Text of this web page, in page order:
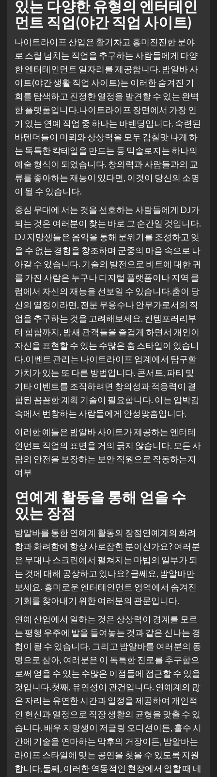
있는 다양한 유형의 엔터테인
먼트 직업(야간 직업 사이트)
나이트라이프 산업은 활기차고 흥미진진한 분야
로 스릴 넘치는 직업을 추구하는 사람들에게 다양
한 엔터테인먼트 일자리를 제공합니다. 밤알바 사
이트(야간 생활 직업 사이트)는 이러한 숨겨진 기
회를 탐색하고 진정한 열정을 발견할 수 있는 완벽
한 플랫폼입니다.나이트라이프 장면에서 가장 인
기 있는 연예 직업 중 하나는 바텐딩입니다. 숙련된
바텐더들이 미뢰와 상상력을 모두 감칠맛 나게 하
는 독특한 칵테일을 만드는 등 믹솔로지는 하나의
예술 형식이 되었습니다. 창의력과 사람들과의 교
류를 좋아하는 재능이 있다면, 이것이 당신의 소명
이 될 수 있습니다.
중심 무대에 서는 것을 선호하는 사람들에게 DJ가
되는 것은 여러분이 찾는 바로 그 순간일 것입니다.
DJ 지망생들은 음악을 통해 분위기를 조성하고 잊
을 수 없는 경험을 창조하며 군중의 마음 속으로 나
아갈 수 있습니다. 기술의 발전으로 비트에 대한 귀
를 가진 사람은 누구나 디지털 플랫폼이나 지역 클
럽에서 자신의 재능을 선보일 수 있습니다.춤이 당
신의 열정이라면, 전문 무용수나 안무가로서의 직
업을 추구하는 것을 고려해보세요. 컨템포러리부
터 힙합까지, 밤새 관객들을 즐겁게 하면서 개인이
자신을 표현할 수 있는 수많은 춤 스타일이 있습니
다.이벤트 관리는 나이트라이프 업계에서 탐구할
가치가 있는 또 다른 방법입니다. 콘서트, 파티 및
기타 이벤트를 조직하려면 창의성과 적응력이 결
합된 꼼꼼한 계획 기술이 필요합니다. 이는 압박감
속에서 번창하는 사람들에게 안성맞춤입니다.
이러한 예들은 밤알바 사이트가 제공하는 엔터테
인먼트 직업의 표면을 거의 긁지 않습니다. 모든 사
람의 안전을 보장하는 보안 직원으로 작동하는지
여부
연예계 활동을 통해 얻을 수
있는 장점
밤알바를 통한 연예계 활동의 장점연예계의 화려
함과 화려함에 항상 사로잡힌 분이신가요? 여러분
은 무대나 스크린에서 펼쳐지는 마법의 일부가 되
는 것에 대해 공상하고 있나요? 글쎄요, 밤알바만
보세요. 흥미로운 엔터테인먼트 영역에서 숨겨진
기회를 찾아내기 위한 여러분의 관문입니다.
연예 산업에서 일하는 것은 상상력이 경계를 모르
는 평행 우주에 발을 들여놓는 것과 같은 신나는 경
험이 될 수 있습니다. 그리고 밤알바를 여러분의 동
맹으로 삼아, 여러분은 이 독특한 진로를 추구함으
로써 얻을 수 있는 수많은 이점들에 접근할 수 있을
것입니다.첫째, 유연성이 관건입니다. 연예계의 많
은 자리는 유연한 시간과 일정을 제공하여 개인적
인 헌신과 열정으로 직장 생활의 균형을 맞출 수 있
습니다. 배우 지망생이 저글링 오디션이든, 홀수 시
간에 기술을 연마하는 막후의 거장이든, 밤알바는
라이프 스타일에 맞는 공연을 찾을 수 있도록 지원
합니다.둘째, 이러한 역동적인 현장에서 일할 때 네